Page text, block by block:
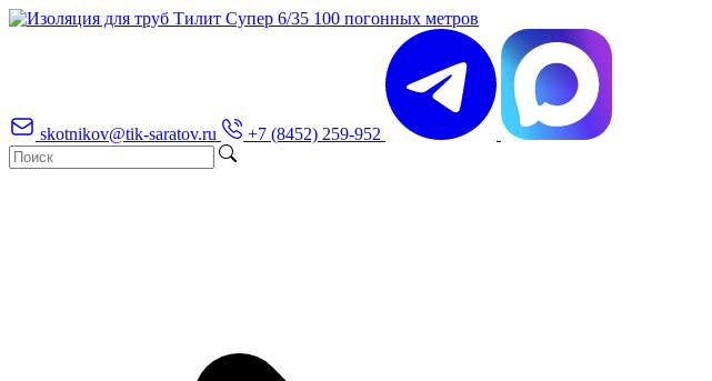
skotnikov@tik-saratov.ru +7 (8452) 259-952